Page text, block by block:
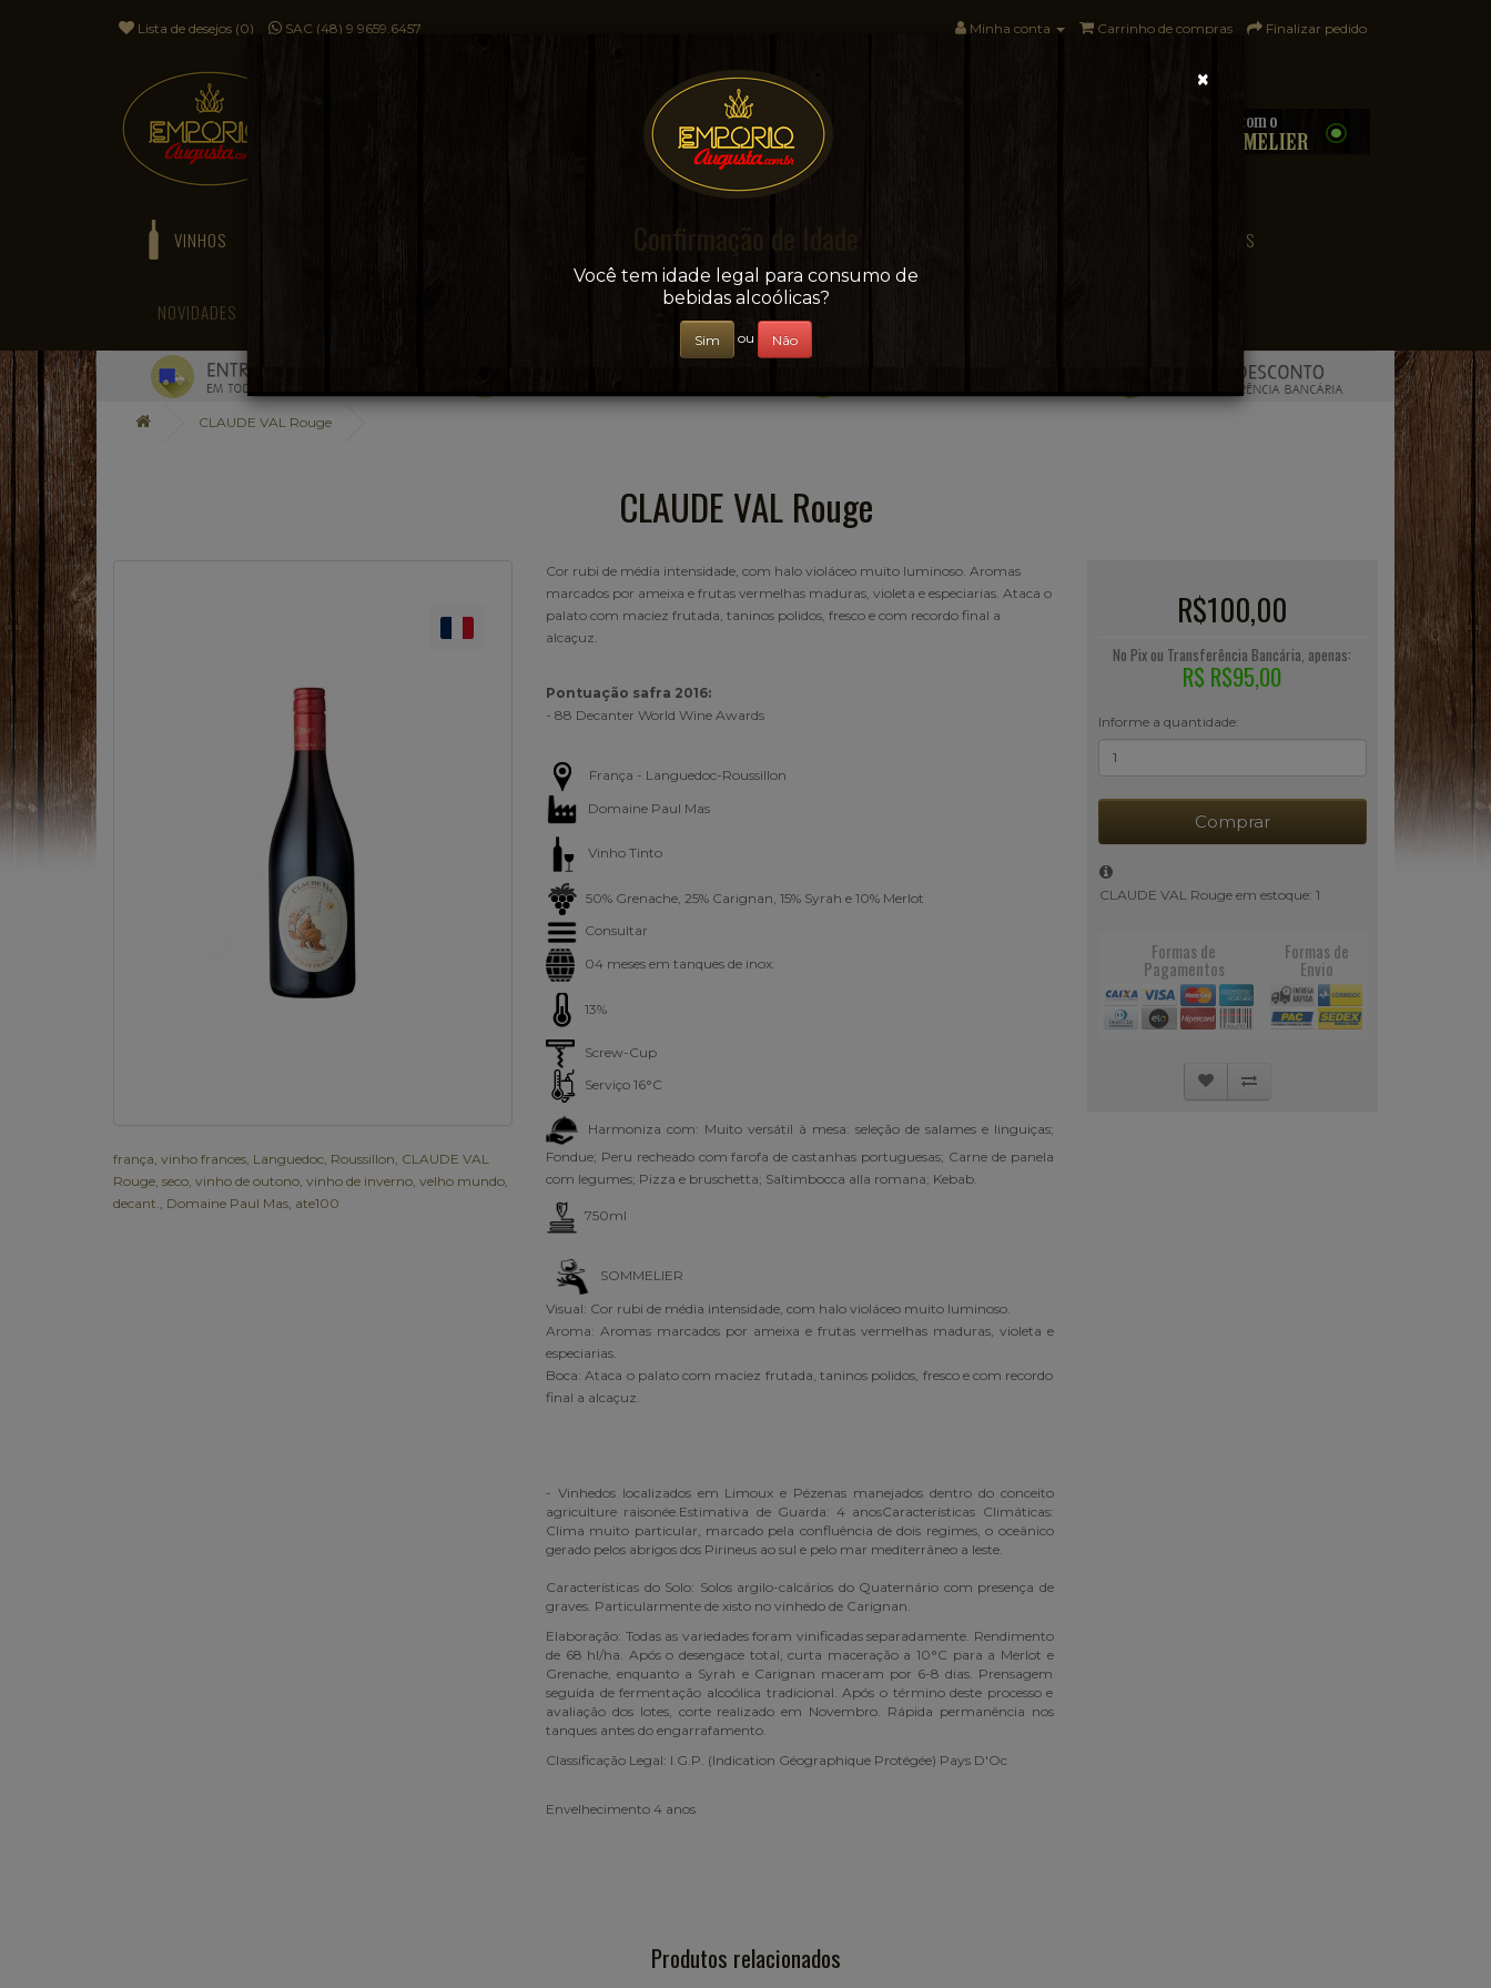
Lista de desejos (0) SAC (48) 9 9659.6457 Minha conta Carrinho de compras Finalizar pedido
Sua conveniência e adega on-line!
VINHOS + BEBIDAS PAÍSES
NOVIDADES
CLAUDE VAL Rouge
CLAUDE VAL Rouge
frança vinho frances Languedoc Roussillon CLAUDE VAL
Rouge seco vinho de outono vinho de inverno velho mundo
decant.
Domaine Paul Mas ate100
Cor rubi de média intensidade, com halo violáceo muito luminoso. Aromas
marcados por ameixa e frutas vermelhas maduras, violeta e especiarias. Ataca o
palato com maciez frutada, taninos polidos, fresco e com recordo final a
alcaçuz.
Pontuação safra 2016:
- 88 Decanter World Wine Awards
França - Languedoc-Roussillon
Domaine Paul Mas
Vinho Tinto
50% Grenache, 25% Carignan, 15% Syrah e 10% Merlot
Consultar
04 meses em tanques de inox.
13%
Screw-Cup
Serviço 16°C
Harmoniza com: Muito versátil à mesa: seleção de salames e linguiças;
Fondue; Peru recheado com farofa de castanhas portuguesas; Carne de panela
com legumes; Pizza e bruschetta; Saltimbocca alla romana; Kebab.
750ml
SOMMELIER
Visual: Cor rubi de média intensidade, com halo violáceo muito luminoso.
Aroma: Aromas marcados por ameixa e frutas vermelhas maduras, violeta e
especiarias.
Boca: Ataca o palato com maciez frutada, taninos polidos, fresco e com recordo
final a alcaçuz.
- Vinhedos localizados em Limoux e Pézenas manejados dentro do conceito
agriculture raisonée.Estimativa de Guarda: 4 anosCaracterísticas Climáticas:
Clima muito particular, marcado pela confluência de dois regimes, o oceânico
gerado pelos abrigos dos Pirineus ao sul e pelo mar mediterrâneo a leste.
Características do Solo: Solos argilo-calcários do Quaternário com presença de
graves. Particularmente de xisto no vinhedo de Carignan.
Elaboração: Todas as variedades foram vinificadas separadamente. Rendimento
de 68 hl/ha. Após o desengace total, curta maceração a 10°C para a Merlot e
Grenache, enquanto a Syrah e Carignan maceram por 6-8 dias. Prensagem
seguida de fermentação alcoólica tradicional. Após o término deste processo e
avaliação dos lotes, corte realizado em Novembro. Rápida permanência nos
tanques antes do engarrafamento.
Classificação Legal: I.G.P. (Indication Géographique Protégée) Pays D'Oc
Envelhecimento 4 anos
R$100,00
No Pix ou Transferência Bancária, apenas:
R$ R$95,00
Informe a quantidade:
Comprar
CLAUDE VAL Rouge em estoque: 1
Formas de
Pagamentos
Formas de
Envio
Produtos relacionados
×
Confirmação de Idade
Você tem idade legal para consumo de
bebidas alcoólicas?
Sim ou Não